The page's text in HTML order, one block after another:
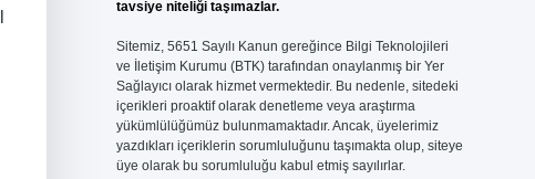
tavsiye niteliği taşımazlar.
Sitemiz, 5651 Sayılı Kanun gereğince Bilgi Teknolojileri
ve İletişim Kurumu (BTK) tarafından onaylanmış bir Yer
Sağlayıcı olarak hizmet vermektedir. Bu nedenle, sitedeki
içerikleri proaktif olarak denetleme veya araştırma
yükümlülüğümüz bulunmamaktadır. Ancak, üyelerimiz
yazdıkları içeriklerin sorumluluğunu taşımakta olup, siteye
üye olarak bu sorumluluğu kabul etmiş sayılırlar.